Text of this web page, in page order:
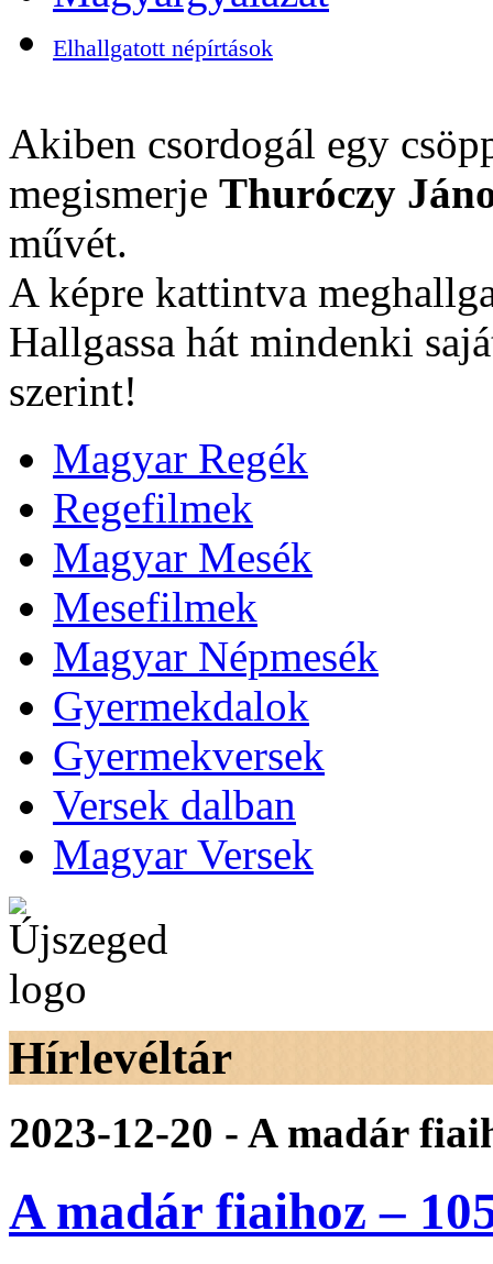
Elhallgatott népírtások
Akiben csordogál egy
megismerje Thuróczy
művét.
A képre kattintva
Hallgassa hát mindenki
szerint!
Magyar Regék
Regefilmek
Magyar Mesék
Mesefilmek
Magyar Népmesék
Gyermekdalok
Gyermekversek
Versek dalban
Magyar Versek
Hírlevéltár
2023-12-20 - A madár
A madár fiaihoz –